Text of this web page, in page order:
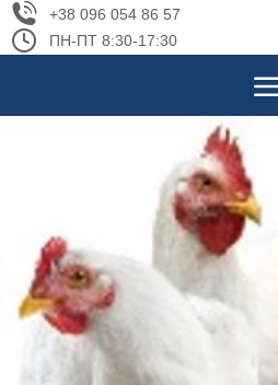
+38 096 054 86 57
ПН-ПТ 8:30-17:30